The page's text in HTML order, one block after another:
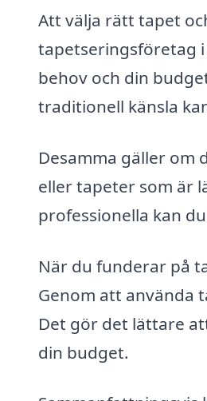
Att välja rätt tapet
tapetseringsföretag i
behov och din
traditionell känsla
Desamma gäller om
eller tapeter som är
professionella kan
När du funderar på
Genom att använda
Det gör det lättare
din budget.